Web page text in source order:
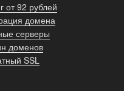
от 92 рублей
домена
серверы
доменов
SSL